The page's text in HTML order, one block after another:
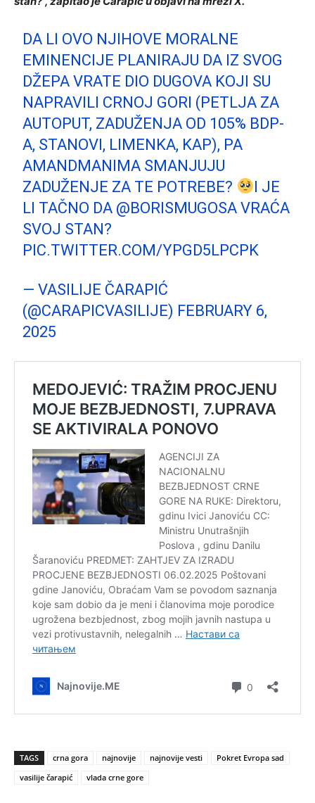
DA LI OVO NJIHOVE MORALNE
EMINENCIJE PLANIRAJU DA IZ SVOG
DŽEPA VRATE DIO DUGOVA KOJI SU
NAPRAVILI CRNOJ GORI (PETLJA ZA
AUTOPUT, ZADUŽENJA OD 105% BDP-
A, STANOVI, LIMENKA, KAP), PA
AMANDMANIMA SMANJUJU
ZADUŽENJE ZA TE POTREBE?
I JE
LI TAČNO DA @BORISMUGOSA VRAĆA
SVOJ STAN?
PIC.TWITTER.COM/YPGD5LPCPK
— VASILIJE ČARAPIĆ
(@CARAPICVASILIJE) FEBRUARY 6,
2025
TAGS crna gora najnovije najnovije vesti
Pokret Evropa sad
vasilije čarapić
vlada crne gore